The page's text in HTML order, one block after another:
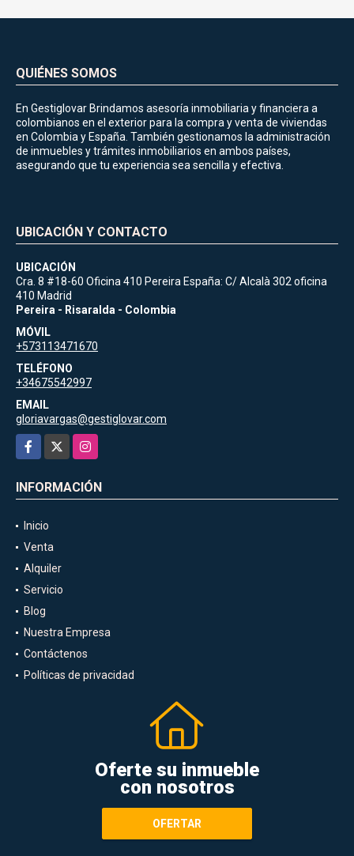
QUIÉNES SOMOS
En Gestiglovar Brindamos asesoría inmobiliaria y financiera a
colombianos en el exterior para la compra y venta de viviendas
en Colombia y España. También gestionamos la administración
de inmuebles y trámites inmobiliarios en ambos países,
asegurando que tu experiencia sea sencilla y efectiva.
UBICACIÓN Y CONTACTO
UBICACIÓN
Cra. 8 #18-60 Oficina 410 Pereira España: C/ Alcalà 302 oficina
410 Madrid
Pereira - Risaralda - Colombia
MÓVIL
+573113471670
TELÉFONO
+34675542997
EMAIL
gloriavargas@gestiglovar.com
Facebook
Instagram
INFORMACIÓN
Inicio
Venta
Alquiler
Servicio
Blog
Nuestra Empresa
Contáctenos
Políticas de privacidad
Oferte su inmueble
con nosotros
OFERTAR